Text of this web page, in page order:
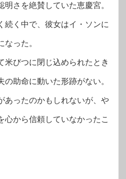
さを絶賛していた恵慶宮。
続く中で、彼女はイ・ソンに
なった。
米びつに閉じ込められたとき
の助命に動いた形跡がない。
あったのかもしれないが、や
心から信頼していなかったこ